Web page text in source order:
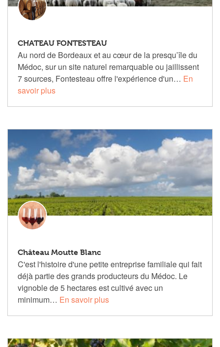
CHATEAU FONTESTEAU
Au nord de Bordeaux et au cœur de la presqu’île du
Médoc, sur un site naturel remarquable ou jaillissent
7 sources, Fontesteau offre l'expérience d'un… En
savoir plus
Château Moutte Blanc
C'est l'histoire d'une petite entreprise familiale qui fait
déjà partie des grands producteurs du Médoc. Le
vignoble de 5 hectares est cultivé avec un
minimum… En savoir plus